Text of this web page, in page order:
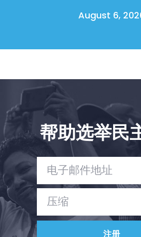
Shop
与我们合作
您的派对
行动
Vote
捐赠
August 6,
帮助选举民